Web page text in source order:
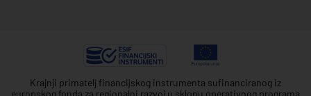
Krajnji primatelj financijskog instrumenta sufinanciranog iz
europskog fonda za regionalni razvoj u sklopu operativnog programa